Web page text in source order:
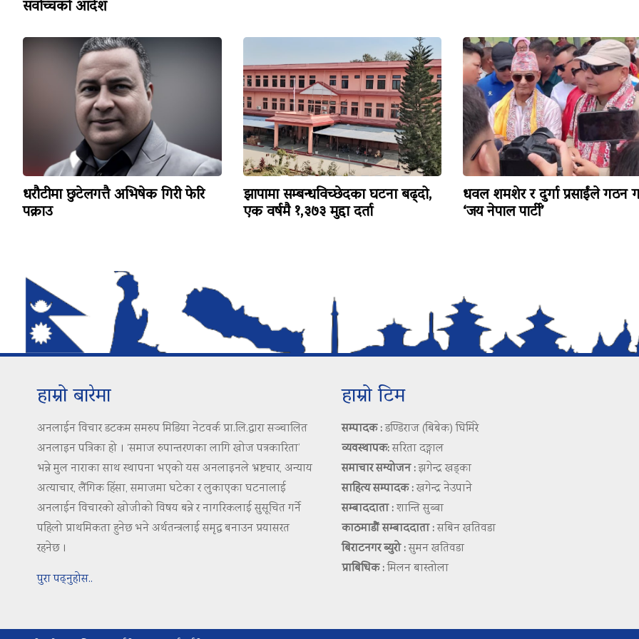
सर्वोच्चको आदेश
धरौटीमा छुटेलगत्तै अभिषेक गिरी फेरि
पक्राउ
झापामा सम्बन्धविच्छेदका घटना बढ्दो,
एक वर्षमै १,३७३ मुद्दा दर्ता
धवल शमशेर र दुर्गा प्रसाईंले गठन
‘जय नेपाल पार्टी’
हाम्रो बारेमा
अनलाईन विचार डटकम समरुप मिडिया नेटवर्क प्रा.लि.द्वारा सञ्चालित
अनलाइन पत्रिका हो । ‘समाज रुपान्तरणका लागि खोज पत्रकारिता’
भन्ने मुल नाराका साथ स्थापना भएको यस अनलाइनले भ्रष्टचार, अन्याय
अत्याचार, लैंगिक हिंसा, समाजमा घटेका र लुकाएका घटनालाई
अनलाईन विचारको खोजीको विषय बन्ने र नागरिकलाई सुसूचित गर्ने
पहिलो प्राथमिकता हुनेछ भने अर्थतन्त्रलाई समृद्ध बनाउन प्रयासरत
रहनेछ ।
पुरा पढ्नुहोस..
हाम्रो टिम
सम्पादक :डण्डिराज (बिबेक) घिमिरे
व्यवस्थापक:सरिता दङ्गाल
समाचार सम्योजन :झगेन्द्र खड्का
साहित्य सम्पादक :खगेन्द्र नेउपाने
सम्बाददाता :शान्ति सुब्बा
काठमाडौं सम्बाददाता :सबिन खतिवडा
बिराटनगर ब्युरो :सुमन खतिवडा
प्राबिधिक :मिलन बास्तोला